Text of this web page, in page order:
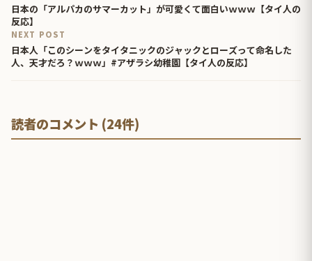
日本の「アルパカのサマーカット」が可愛くて面白いｗｗｗ【タイ人の
反応】
NEXT POST
日本人「このシーンをタイタニックのジャックとローズって命名した
人、天才だろ？ｗｗｗ」#アザラシ幼稚園【タイ人の反応】
読者のコメント (24件)